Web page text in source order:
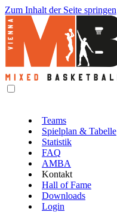
Zum Inhalt der Seite springen
Teams
Spielplan & Tabelle
Statistik
FAQ
AMBA
Kontakt
Hall of Fame
Downloads
Login